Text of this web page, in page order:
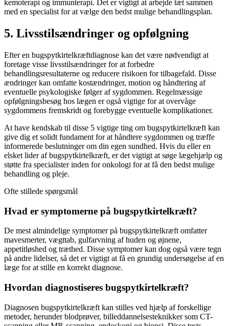
kemoterapi og immunterapi. Det er vigtigt at arbejde tæt sammen
med en specialist for at vælge den bedst mulige behandlingsplan.
5. Livsstilsændringer og opfølgning
Efter en bugspytkirtelkræftdiagnose kan det være nødvendigt at
foretage visse livsstilsændringer for at forbedre
behandlingsresultaterne og reducere risikoen for tilbagefald. Disse
ændringer kan omfatte kostændringer, motion og håndtering af
eventuelle psykologiske følger af sygdommen. Regelmæssige
opfølgningsbesøg hos lægen er også vigtige for at overvåge
sygdommens fremskridt og forebygge eventuelle komplikationer.
At have kendskab til disse 5 vigtige ting om bugspytkirtelkræft kan
give dig et solidt fundament for at håndtere sygdommen og træffe
informerede beslutninger om din egen sundhed. Hvis du eller en
elsket lider af bugspytkirtelkræft, er det vigtigt at søge lægehjælp og
støtte fra specialister inden for onkologi for at få den bedst mulige
behandling og pleje.
Ofte stillede spørgsmål
Hvad er symptomerne på bugspytkirtelkræft?
De mest almindelige symptomer på bugspytkirtelkræft omfatter
mavesmerter, vægttab, gulfarvning af huden og øjnene,
appetitløshed og træthed. Disse symptomer kan dog også være tegn
på andre lidelser, så det er vigtigt at få en grundig undersøgelse af en
læge for at stille en korrekt diagnose.
Hvordan diagnostiseres bugspytkirtelkræft?
Diagnosen bugspytkirtelkræft kan stilles ved hjælp af forskellige
metoder, herunder blodprøver, billeddannelsesteknikker som CT-